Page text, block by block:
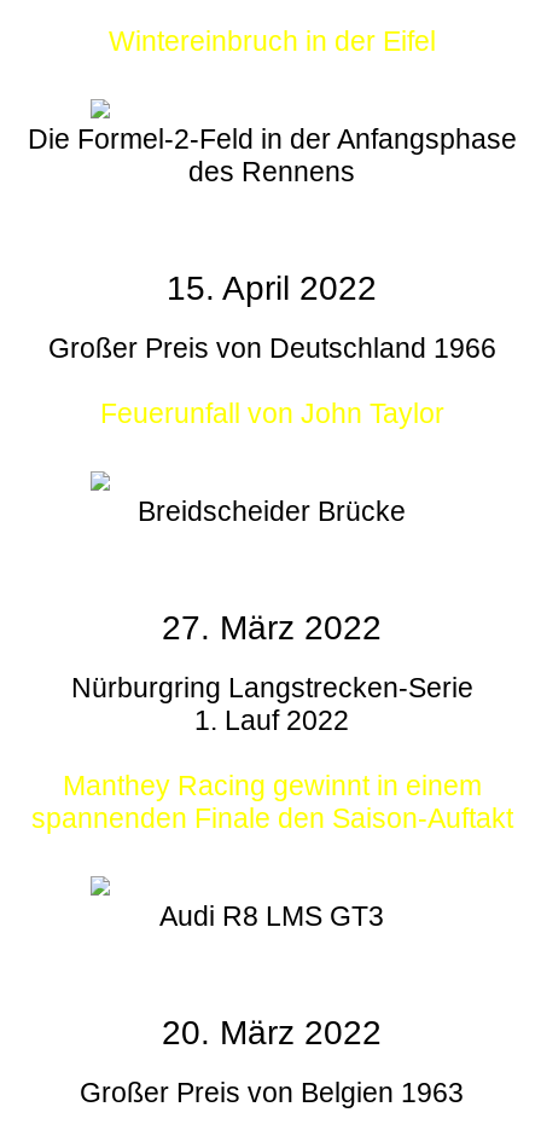
Wintereinbruch in der Eifel
Die Formel-2-Feld in der Anfangsphase
des Rennens
15. April 2022
Großer Preis von Deutschland 1966
Feuerunfall von John Taylor
Breidscheider Brücke
27. März 2022
Nürburgring Langstrecken-Serie
1. Lauf 2022
Manthey Racing gewinnt in einem
spannenden Finale den Saison-Auftakt
Audi R8 LMS GT3
20. März 2022
Großer Preis von Belgien 1963